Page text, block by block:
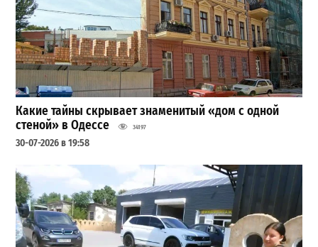
Какие тайны скрывает знаменитый «дом с одной
стеной» в Одессе
34197
30-07-2026 в 19:58